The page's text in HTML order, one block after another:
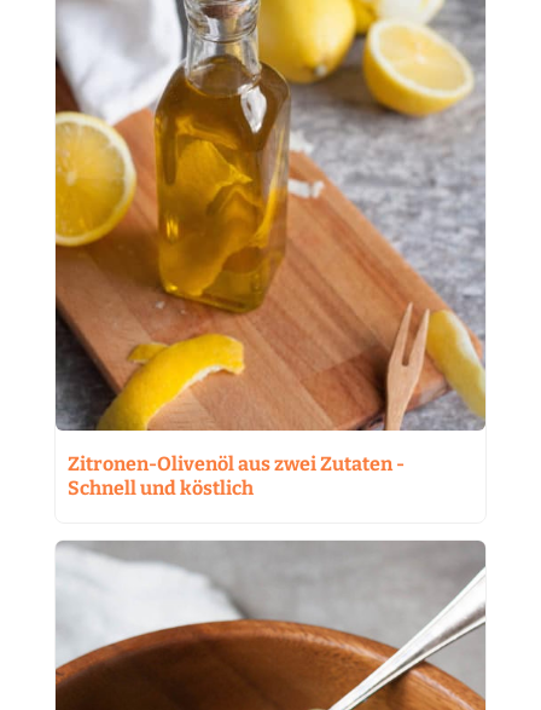
Zitronen-Olivenöl aus zwei Zutaten -
Schnell und köstlich